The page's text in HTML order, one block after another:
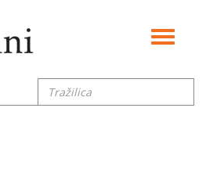
Toggle
Tražilica